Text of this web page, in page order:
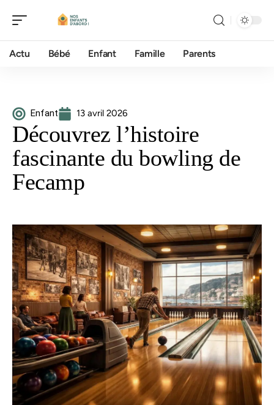
Actu Bébé Enfant Famille Parents
Enfant 13 avril 2026
Découvrez l’histoire
fascinante du bowling de
Fecamp